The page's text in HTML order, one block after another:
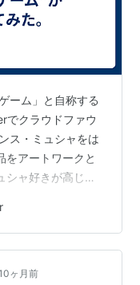
ーム」と自称する
でクラウドファウ
ス・ミュシャをは
をアートワークと
シャ好きが高じて
ずにビジュアルだ
決断した次第。
ボドゲ本体がつい
家にも届いた！開
ヶ月前